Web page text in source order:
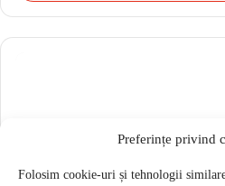
Preferințe privind
Folosim cookie-uri și tehnologii